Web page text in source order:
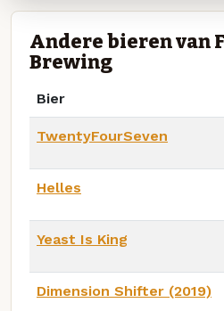
Andere bieren van
Brewing
Bier
TwentyFourSeven
Helles
Yeast Is King
Dimension Shifter (2019)